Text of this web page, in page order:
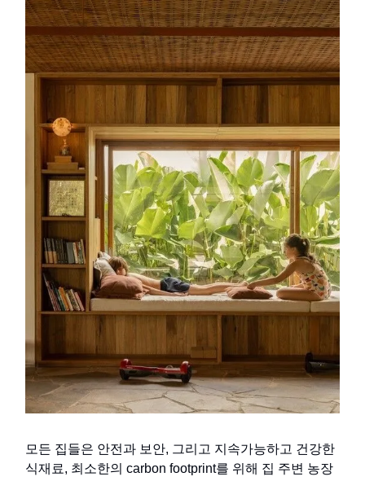
모든 집들은 안전과 보안, 그리고 지속가능하고 건강한
식재료, 최소한의 carbon footprint를 위해 집 주변 농장